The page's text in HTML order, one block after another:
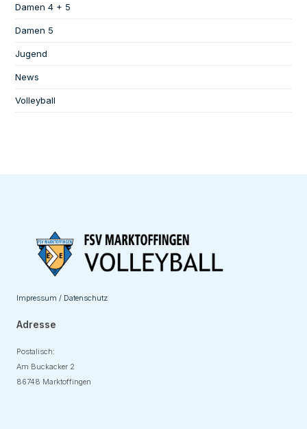
Damen 4 + 5
Damen 5
Jugend
News
Volleyball
Impressum / Datenschutz
Adresse
Postalisch:
Am Buckacker 2
86748 Marktoffingen